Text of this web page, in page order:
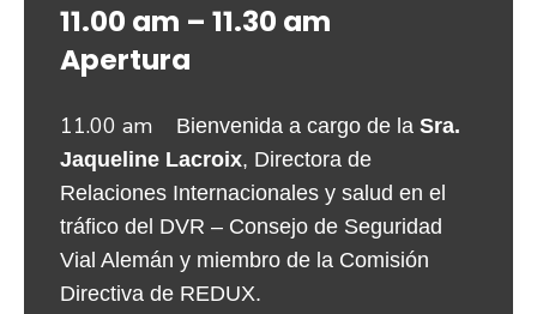
11.00 am – 11.30 am
Apertura
11.00 am Bienvenida a cargo de la Sra.
Jaqueline Lacroix, Directora de
Relaciones Internacionales y salud en el
tráfico del DVR – Consejo de Seguridad
Vial Alemán y miembro de la Comisión
Directiva de REDUX.